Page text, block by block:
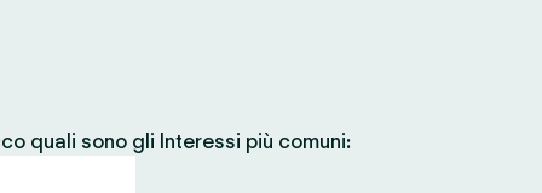
quali sono gli Interessi più comuni: